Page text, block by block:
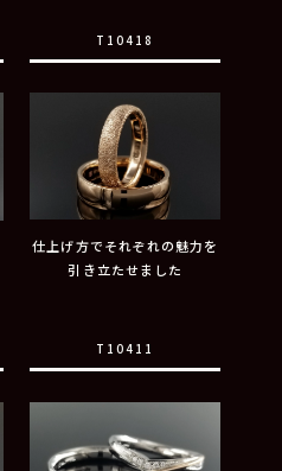
T10418
仕上げ方でそれぞれの魅力を
引き立たせました
T10411